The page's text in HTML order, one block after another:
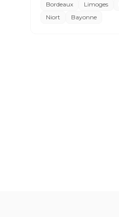
Bordeaux Limoges
Niort
Bayonne